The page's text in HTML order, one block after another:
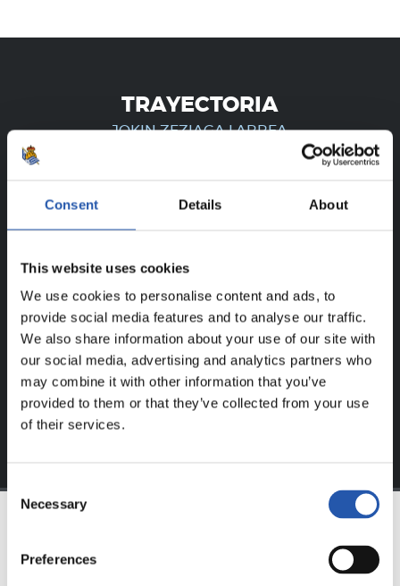
Consent Details About
This website uses cookies
We use cookies to personalise content and ads, to
provide social media features and to analyse our traffic.
We also share information about your use of our site with
our social media, advertising and analytics partners who
may combine it with other information that you’ve
provided to them or that they’ve collected from your use
of their services.
Consent
Selection
Necessary
Preferences
TRAYECTORIA
JOKIN ZEZIAGA LARREA
¡SOLO PARA USUARIOS
Este contenido es solo para los usuarios registrados en
nuestra web.
Regístrate haciendo clic en elLoginy disfruta de
contenido exclusivo para ti.